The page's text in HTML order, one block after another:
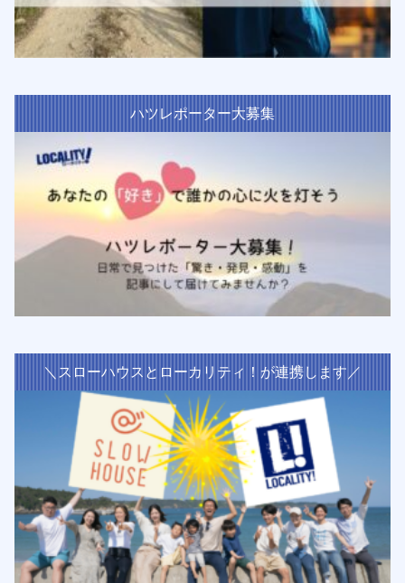
ハツレポーター大募集
＼スローハウスとローカリティ！が連携します／